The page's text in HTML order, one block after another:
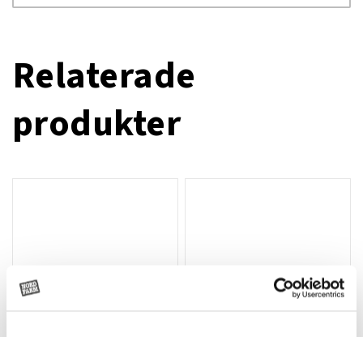
Relaterade
produkter